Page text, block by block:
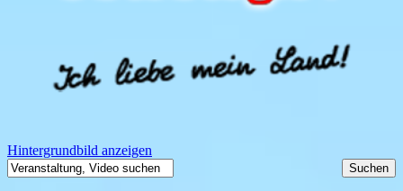
Hintergrundbild anzeigen